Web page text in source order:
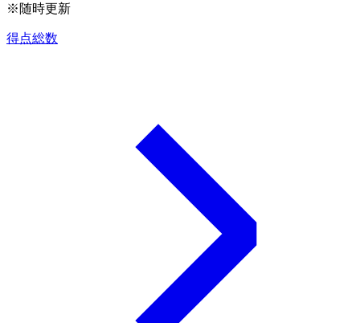
※随時更新
得点総数